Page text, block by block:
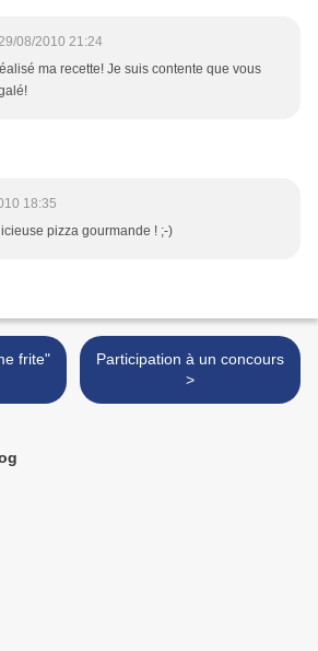
08/2010 21:24
ma recette! Je suis contente que vous
18:35
pizza gourmande ! ;-)
frite"
Participation à un concours
>